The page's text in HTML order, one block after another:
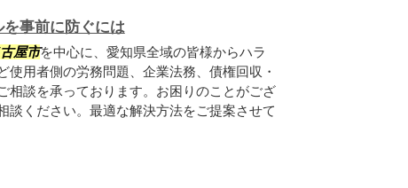
事前に防ぐには
屋市を中心に、愛知県全域の皆様からハラ
使用者側の労務問題、企業法務、債権回収・
相談を承っております。お困りのことがござ
談ください。最適な解決方法をご提案させて